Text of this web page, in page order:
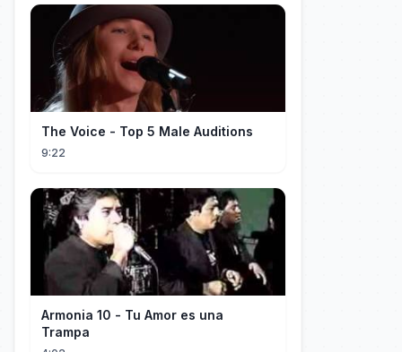
The Voice - Top 5 Male Auditions
9:22
Armonia 10 - Tu Amor es una
Trampa